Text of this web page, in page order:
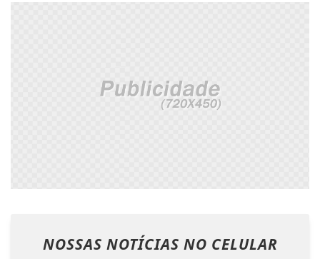
NOSSAS NOTÍCIAS NO CELULAR